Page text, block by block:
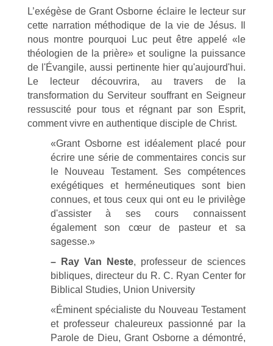
L’exégèse de Grant Osborne éclaire le lecteur sur
cette narration méthodique de la vie de Jésus. Il
nous montre pourquoi Luc peut être appelé «le
théologien de la prière» et souligne la puissance
de l'Évangile, aussi pertinente hier qu'aujourd'hui.
Le lecteur découvrira, au travers de la
transformation du Serviteur souffrant en Seigneur
ressuscité pour tous et régnant par son Esprit,
comment vivre en authentique disciple de Christ.
«Grant Osborne est idéalement placé pour
écrire une série de commentaires concis sur
le Nouveau Testament. Ses compétences
exégétiques et herméneutiques sont bien
connues, et tous ceux qui ont eu le privilège
d'assister à ses cours connaissent
également son cœur de pasteur et sa
sagesse.»
– Ray Van Neste, professeur de sciences
bibliques, directeur du R. C. Ryan Center for
Biblical Studies, Union University
«Éminent spécialiste du Nouveau Testament
et professeur chaleureux passionné par la
Parole de Dieu, Grant Osborne a démontré,